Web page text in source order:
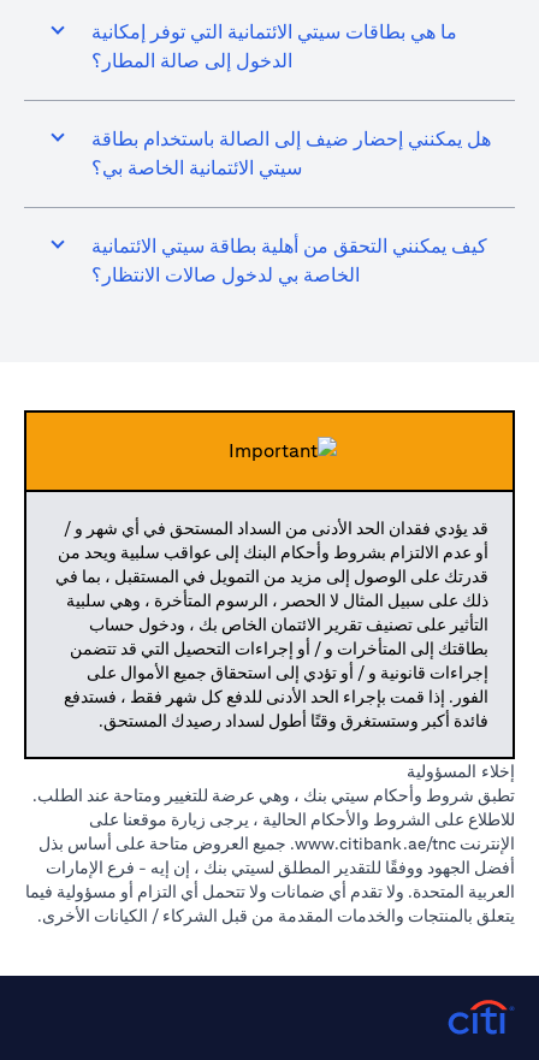
ما هي بطاقات سيتي الائتمانية التي توفر إمكانية
الدخول إلى صالة المطار؟
هل يمكنني إحضار ضيف إلى الصالة باستخدام بطاقة
سيتي الائتمانية الخاصة بي؟
كيف يمكنني التحقق من أهلية بطاقة سيتي الائتمانية
الخاصة بي لدخول صالات الانتظار؟
قد يؤدي فقدان الحد الأدنى من السداد المستحق في أي شهر و /
أو عدم الالتزام بشروط وأحكام البنك إلى عواقب سلبية ويحد من
قدرتك على الوصول إلى مزيد من التمويل في المستقبل ، بما في
ذلك على سبيل المثال لا الحصر ، الرسوم المتأخرة ، وهي سلبية
التأثير على تصنيف تقرير الائتمان الخاص بك ، ودخول حساب
بطاقتك إلى المتأخرات و / أو إجراءات التحصيل التي قد تتضمن
إجراءات قانونية و / أو تؤدي إلى استحقاق جميع الأموال على
الفور. إذا قمت بإجراء الحد الأدنى للدفع كل شهر فقط ، فستدفع
فائدة أكبر وستستغرق وقتًا أطول لسداد رصيدك المستحق.
إخلاء المسؤولية
تطبق شروط وأحكام سيتي بنك ، وهي عرضة للتغيير ومتاحة عند الطلب.
للاطلاع على الشروط والأحكام الحالية ، يرجى زيارة موقعنا على
الإنترنت www.citibank.ae/tnc. جميع العروض متاحة على أساس بذل
أفضل الجهود ووفقًا للتقدير المطلق لسيتي بنك ، إن إيه - فرع الإمارات
العربية المتحدة. ولا تقدم أي ضمانات ولا تتحمل أي التزام أو مسؤولية فيما
يتعلق بالمنتجات والخدمات المقدمة من قبل الشركاء / الكيانات الأخرى.